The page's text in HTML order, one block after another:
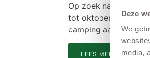
Deze
We
media,
Op zoek naar een
tot oktober) op een
camping aan de
LEES MEER